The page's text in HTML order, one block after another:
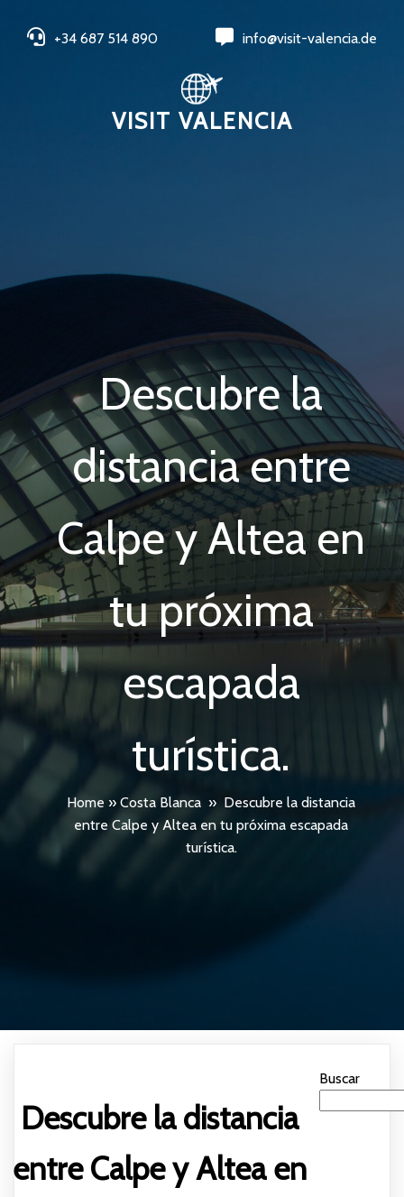
+34 687 514 890 info@visit-valencia.de
VISIT VALENCIA
Descubre la
distancia entre
Calpe y Altea en
tu próxima
escapada
turística.
Home » Costa Blanca » Descubre la distancia
entre Calpe y Altea en tu próxima escapada
turística.
Descubre la distancia
entre Calpe y Altea en
Buscar